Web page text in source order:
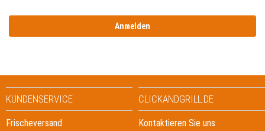
Anmelden
KUNDENSERVICE
Frischeversand
CLICKANDGRILL.DE
Kontaktieren Sie uns